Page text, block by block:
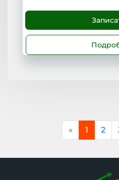
« Previous
1 2